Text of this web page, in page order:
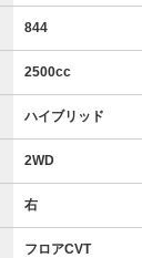
844
2500cc
ハイブリッド
2WD
右
フロアCVT